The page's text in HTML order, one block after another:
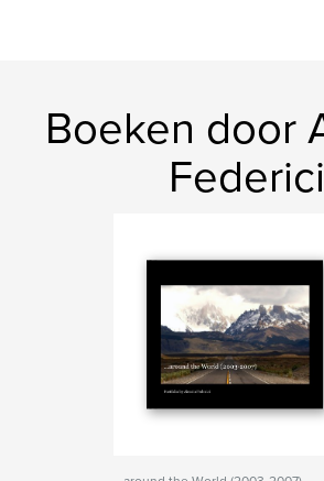
Boeken door
Federici